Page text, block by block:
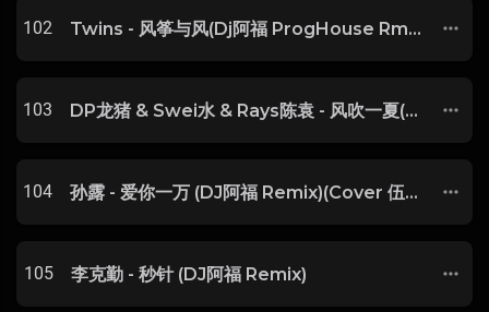
102 Twins - 风筝与风(Dj阿福 ProgHouse Rmx 2024 粤语)
103 DP龙猪 & Swei水 & Rays陈袁 - 风吹一夏(DJ阿福)
104 孙露 - 爱你一万 (DJ阿福 Remix)(Cover 伍佰)
105 李克勤 - 秒针 (DJ阿福 Remix)